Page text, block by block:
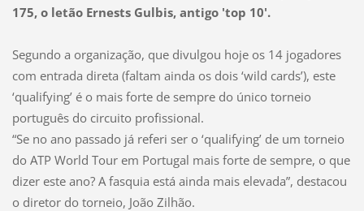
175, o letão Ernests Gulbis, antigo 'top 10'.
Segundo a organização, que divulgou hoje os 14 jogadores
com entrada direta (faltam ainda os dois ‘wild cards’), este
‘qualifying’ é o mais forte de sempre do único torneio
português do circuito profissional.
“Se no ano passado já referi ser o ‘qualifying’ de um torneio
do ATP World Tour em Portugal mais forte de sempre, o que
dizer este ano? A fasquia está ainda mais elevada”, destacou
o diretor do torneio, João Zilhão.